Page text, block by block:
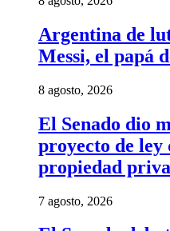
Argentina de
Messi, el papá
8 agosto, 2026
El Senado dio
proyecto de
propiedad
7 agosto, 2026